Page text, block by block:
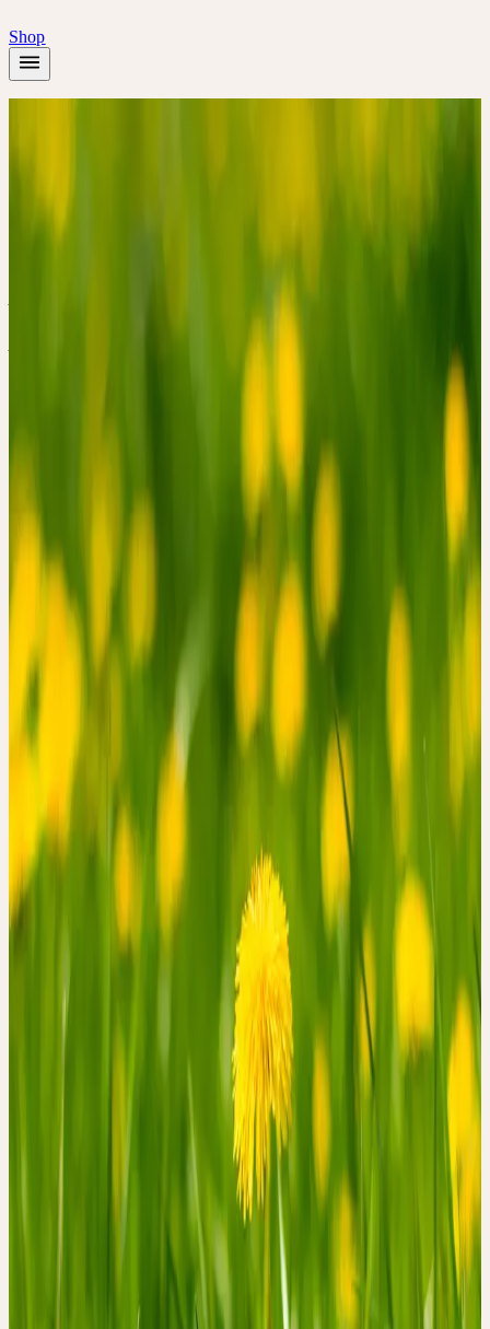
Shop
Eine lebendige
Heilpflanzenkunde mit
wesenhaften Urtinkturen
🔒 FachpersonenDeutsch
EINE LEBENDIGE
HEILPFLANZENKUND
E MIT WESENHAFTEN
URTINKTUREN
In diesem einstündigen Kompakt-Webinar gibt Christoph
Kalbermatten, Apotheker und Geschäftsführer von Ceres, einen
ersten Einblick in die Philosophie und Grundlagen der lebendigen
Heilpflanzenkunde mit wesenhaften Urtinkturen.
Sie erfahren, was „lebendige Phytotherapie“ auszeichnet und
lernen den Weg von der Heilpflanze zur ganzheitlichen Arznei
kennen. Zudem erhalten Sie einen Überblick über die besonderen
Qualitätsmerkmale der Ceres Urtinkturen und ihre Bedeutung in
Bitte beachten Sie: Dieses Webinar vermittelt eine kompakte
Einführung und ersetzt nicht das Ganztagsseminar. Es ist als
Inspiration und Einstimmung gedacht – für eine vertiefte
Auseinandersetzung mit Pflanzensignaturen, sensorischem Erleben
und praktischer Anwendung empfehlen wir den Besuch des